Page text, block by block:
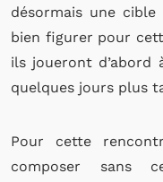
désormais une
bien figurer pour
ils joueront d’abord
quelques jours plus
Pour cette
composer sans